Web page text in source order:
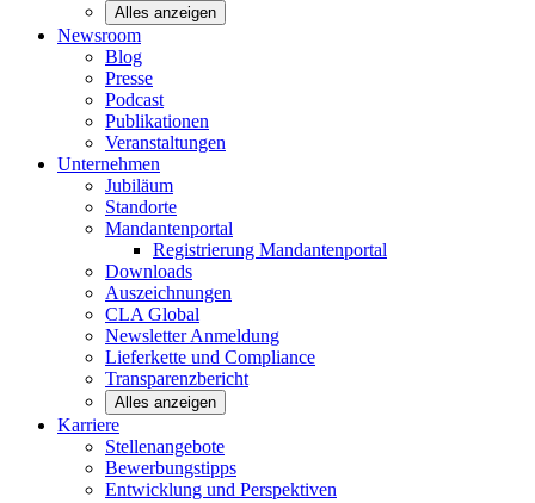
Alles anzeigen
Newsroom
Blog
Presse
Podcast
Publikationen
Veranstaltungen
Unternehmen
Jubiläum
Standorte
Mandantenportal
Registrierung Mandantenportal
Downloads
Auszeichnungen
CLA Global
NewsletterAnmeldung
Lieferkette und Compliance
Transparenzbericht
Alles anzeigen
Karriere
Stellenangebote
Bewerbungstipps
Entwicklung und Perspektiven